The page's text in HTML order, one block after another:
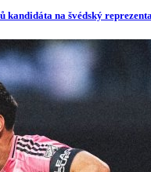
na švédský